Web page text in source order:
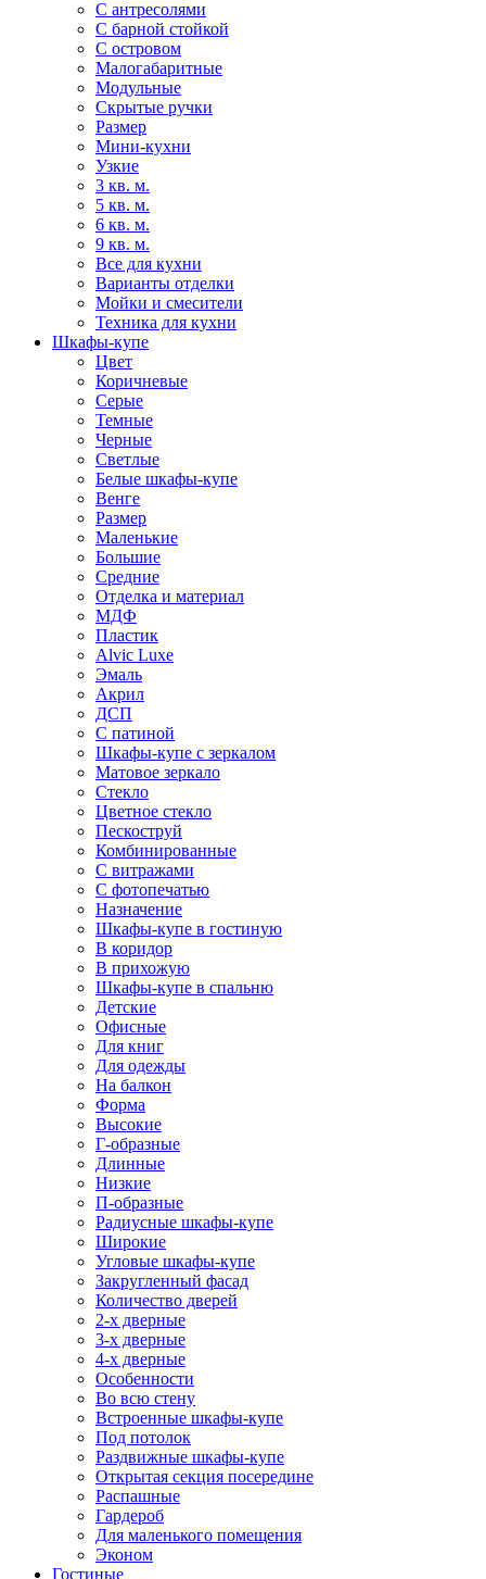
С антресолями
С барной стойкой
С островом
Малогабаритные
Модульные
Скрытые ручки
Размер
Мини-кухни
Узкие
3 кв. м.
5 кв. м.
6 кв. м.
9 кв. м.
Все для кухни
Варианты отделки
Мойки и смесители
Техника для кухни
Шкафы-купе
Цвет
Коричневые
Серые
Темные
Черные
Светлые
Белые шкафы-купе
Венге
Размер
Маленькие
Большие
Средние
Отделка и материал
МДФ
Пластик
Alvic Luxe
Эмаль
Акрил
ДСП
С патиной
Шкафы-купе с зеркалом
Матовое зеркало
Стекло
Цветное стекло
Пескоструй
Комбинированные
С витражами
С фотопечатью
Назначение
Шкафы-купе в гостиную
В коридор
В прихожую
Шкафы-купе в спальню
Детские
Офисные
Для книг
Для одежды
На балкон
Форма
Высокие
Г-образные
Длинные
Низкие
П-образные
Радиусные шкафы-купе
Широкие
Угловые шкафы-купе
Закругленный фасад
Количество дверей
2-х дверные
3-х дверные
4-х дверные
Особенности
Во всю стену
Встроенные шкафы-купе
Под потолок
Раздвижные шкафы-купе
Открытая секция посередине
Распашные
Гардероб
Для маленького помещения
Эконом
Гостиные